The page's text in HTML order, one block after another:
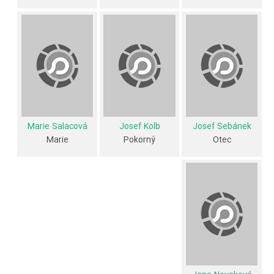
پیکاسو". شب اقامت با او باعث می شود سخنرانی در افتخار زن جوان در
خوابگاه او، پس او را پرستاران دیگر خود و راه خود را به پراگ برای پیدا کردن
فیلم Loves of a Blonde از نظر ساختار (فرم)، محتوا و محیط تولید، به آثار
Blonde به طور متوسط فعالیت 1ام بازیگران این اثر است.
Josef Sebánek
Otec
Josef Kolb
Pokorný
Marie Salacová
Marie